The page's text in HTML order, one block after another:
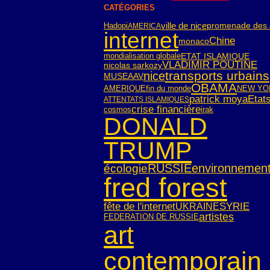
CATÉGORIES
HadopiAMERICAville de nicepromenade des
internetmonacoChine
mondialisation globaleETAT ISLAMIQUE
nicolas sarkozyVLADIMIR POUTINE
MUSEAAVnicetransports urbains
AMERIQUEfin du mondeOBAMANEW
ATTENTATS ISLAMIQUESpatrick moya
cosmoscrise financièreirak
DONALD
TRUMP
écologieRUSSIE
fred forest
fête de l'internetUKRAINESYRIE
FEDERATION DE RUSSIEartistes
art
contemporain